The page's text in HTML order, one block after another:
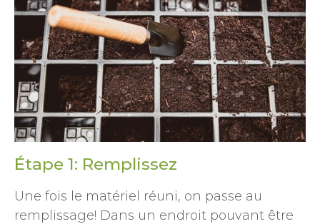
Étape 1: Remplissez
Une fois le matériel réuni, on passe au
remplissage! Dans un endroit pouvant être